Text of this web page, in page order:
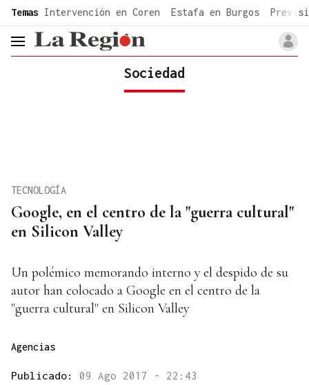
common.go-to-content
Temas Intervención en Coren Estafa en Burgos
header.menu.open
Sociedad
Google, en el centro de la "guerra cultural"
en Silicon Valley
TECNOLOGÍA
Un polémico memorando interno y el despido de su
autor han colocado a Google en el centro de la
"guerra cultural" en Silicon Valley
Agencias
Publicado: 09 Ago 2017 - 22:43